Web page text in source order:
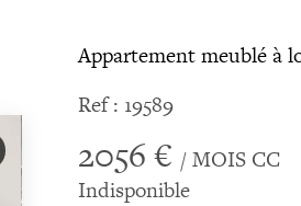
Appartement meublé à
Ref : 19589
2056 € / MOIS CC
Indisponible